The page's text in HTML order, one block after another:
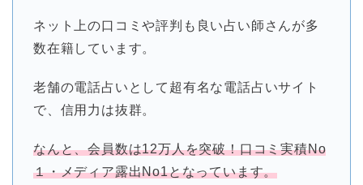
ネット上の口コミや評判も良い占い師さんが多
数在籍しています。
老舗の電話占いとして超有名な電話占いサイト
で、信用力は抜群。
なんと、会員数は12万人を突破！口コミ実積No
１・メディア露出No1となっています。